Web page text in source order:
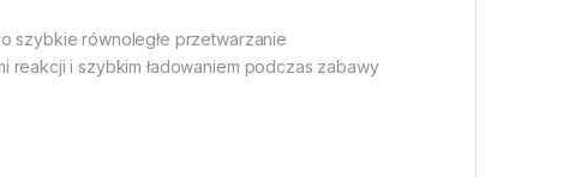
szybkie równoległe przetwarzanie
reakcji i szybkim ładowaniem podczas zabawy